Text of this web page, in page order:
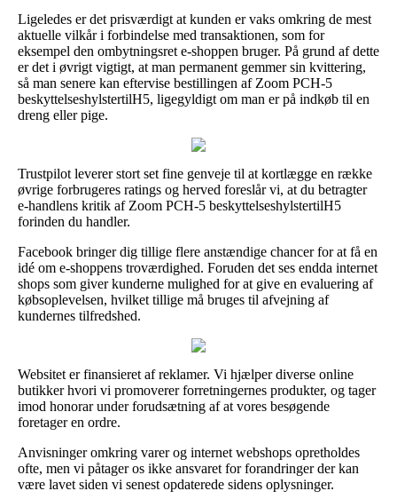
Ligeledes er det prisværdigt at kunden er vaks omkring de mest
aktuelle vilkår i forbindelse med transaktionen, som for
eksempel den ombytningsret e-shoppen bruger. På grund af dette
er det i øvrigt vigtigt, at man permanent gemmer sin kvittering,
så man senere kan eftervise bestillingen af Zoom PCH-5
beskyttelseshylstertilH5, ligegyldigt om man er på indkøb til en
dreng eller pige.
Trustpilot leverer stort set fine genveje til at kortlægge en række
øvrige forbrugeres ratings og herved foreslår vi, at du betragter
e-handlens kritik af Zoom PCH-5 beskyttelseshylstertilH5
forinden du handler.
Facebook bringer dig tillige flere anstændige chancer for at få en
idé om e-shoppens troværdighed. Foruden det ses endda internet
shops som giver kunderne mulighed for at give en evaluering af
købsoplevelsen, hvilket tillige må bruges til afvejning af
kundernes tilfredshed.
Websitet er finansieret af reklamer. Vi hjælper diverse online
butikker hvori vi promoverer forretningernes produkter, og tager
imod honorar under forudsætning af at vores besøgende
foretager en ordre.
Anvisninger omkring varer og internet webshops opretholdes
ofte, men vi påtager os ikke ansvaret for forandringer der kan
være lavet siden vi senest opdaterede sidens oplysninger.